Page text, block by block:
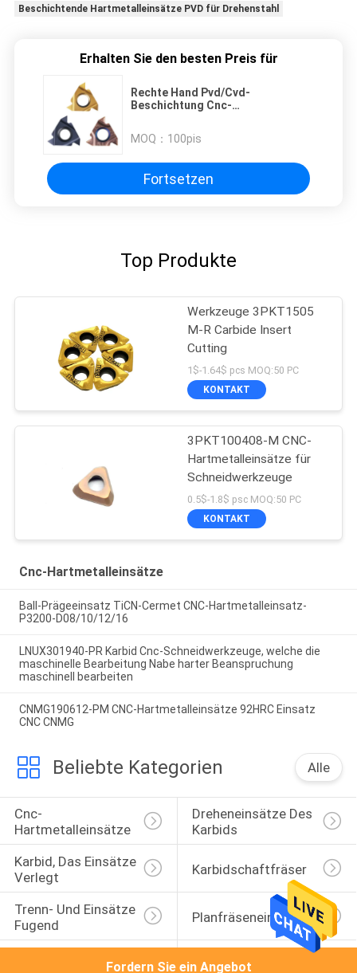
Beschichtende Hartmetalleinsätze PVD für Drehenstahl
Erhalten Sie den besten Preis für
Rechte Hand Pvd/Cvd-
Beschichtung Cnc-
Schneiden von 16er2.5
MOQ： 100pis
Fortsetzen
Top Produkte
Werkzeuge 3PKT1505
M-R Carbide Insert
Cutting
1$-1.64$ pcs MOQ:50 PC
KONTAKT
3PKT100408-M CNC-
Hartmetalleinsätze für
Schneidwerkzeuge
0.5$-1.8$ psc MOQ:50 PC
KONTAKT
Cnc-Hartmetalleinsätze
Ball-Prägeeinsatz TiCN-Cermet CNC-Hartmetalleinsatz-
P3200-D08/10/12/16
LNUX301940-PR Karbid Cnc-Schneidwerkzeuge, welche die
maschinelle Bearbeitung Nabe harter Beanspruchung
maschinell bearbeiten
CNMG190612-PM CNC-Hartmetalleinsätze 92HRC Einsatz
CNC CNMG
Beliebte Kategorien Alle
Cnc-
Hartmetalleinsätze
Dreheneinsätze Des
Karbids
Karbid, Das Einsätze
Verlegt
Karbidschaftfräser
Trenn- Und Einsätze
Fugend
Planfräseneinsatz
Fordern Sie ein Angebot